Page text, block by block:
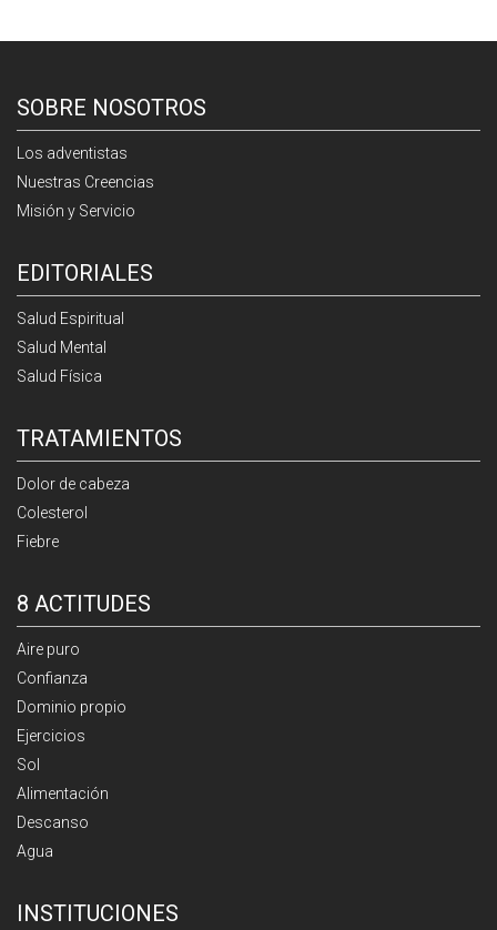
SOBRE NOSOTROS
Los adventistas
Nuestras Creencias
Misión y Servicio
EDITORIALES
Salud Espiritual
Salud Mental
Salud Física
TRATAMIENTOS
Dolor de cabeza
Colesterol
Fiebre
8 ACTITUDES
Aire puro
Confianza
Dominio propio
Ejercicios
Sol
Alimentación
Descanso
Agua
INSTITUCIONES